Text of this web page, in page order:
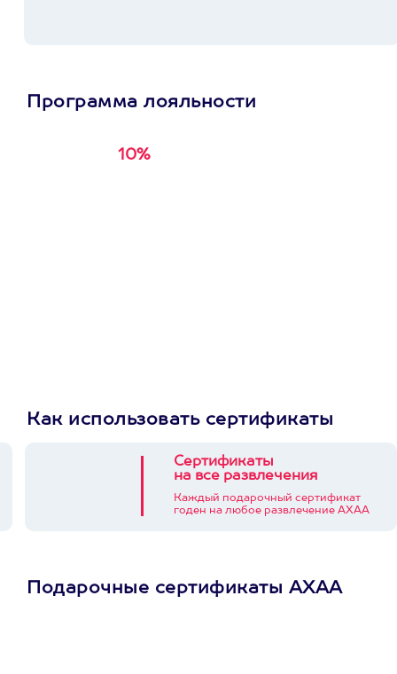
Программа лояльности
10%
Как использовать сертификаты
Сертификаты
на все развлечения
Каждый подарочный сертификат
годен на любое развлечение АХАА
Подарочные сертификаты АХАА